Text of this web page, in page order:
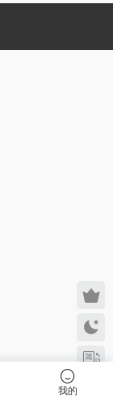
我的